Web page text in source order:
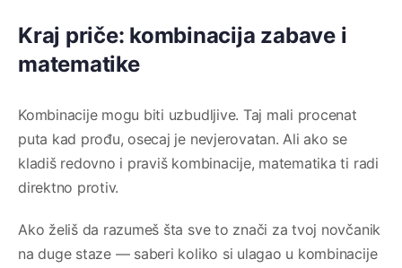
Kraj priče: kombinacija zabave i
matematike
Kombinacije mogu biti uzbudljive. Taj mali procenat
puta kad prođu, osecaj je nevjerovatan. Ali ako se
kladiš redovno i praviš kombinacije, matematika ti radi
direktno protiv.
Ako želiš da razumeš šta sve to znači za tvoj novčanik
na duge staze — saberi koliko si ulagao u kombinacije